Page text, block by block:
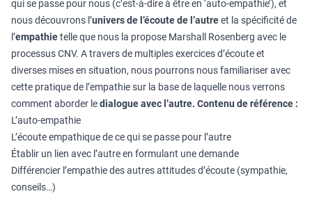
qui se passe pour nous (c’est-à-dire à être en ‘auto-empathie’), et
nous découvrons l’univers de l’écoute de l’autreet la spécificité de
l’empathietelle que nous la propose Marshall Rosenberg avec le
processus CNV. A travers de multiples exercices d’écoute et
diverses mises en situation, nous pourrons nous familiariser avec
cette pratique de l’empathie sur la base de laquelle nous verrons
comment aborder ledialogue avec l’autre. Contenu de référence :
L’auto-empathie
L’écoute empathique de ce qui se passe pour l’autre
Établir un lien avec l’autre en formulant une demande
Différencier l’empathie des autres attitudes d’écoute (sympathie,
conseils…)